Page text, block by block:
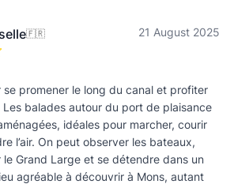
🇫🇷 21 August 2025
promener le long du canal et profiter
Les balades autour du port de plaisance
idéales pour marcher, courir
l’air. On peut observer les bateaux,
Grand Large et se détendre dans un
agréable à découvrir à Mons, autant